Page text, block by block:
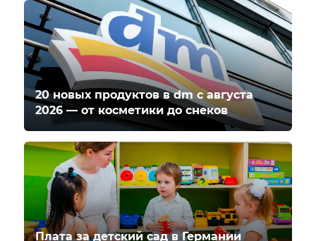
20 новых продуктов в dm с августа
2026 — от косметики до снеков
Плата за детский сад в Германии